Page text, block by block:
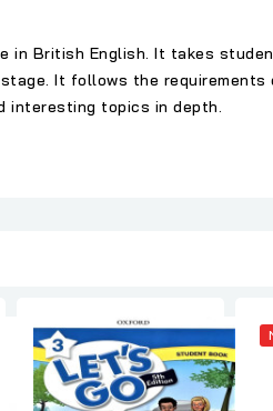
in British English. It takes
It follows the requirements
interesting topics in depth.